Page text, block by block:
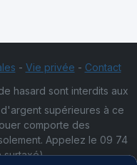
- Vie privée - Contact
hasard sont interdits aux
supérieures à ce
comporte des
Appelez le 09 74
surtaxé)